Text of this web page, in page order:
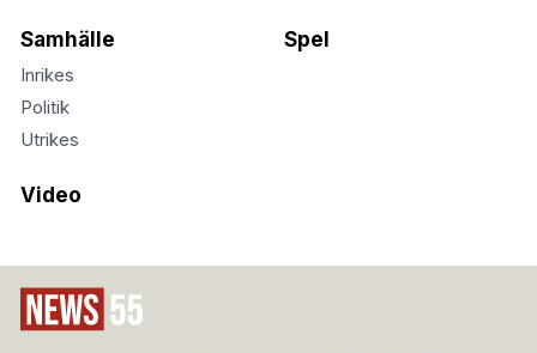
Samhälle
Inrikes
Politik
Utrikes
Spel
Video